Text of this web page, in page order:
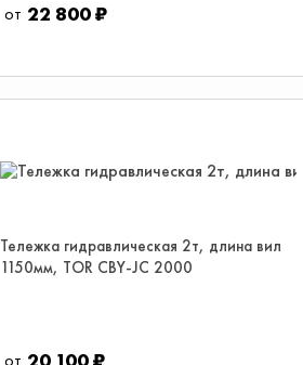
22 800 ₽
Тележка гидравлическая 2т, длина вил
1150мм, TOR CBY-JC 2000